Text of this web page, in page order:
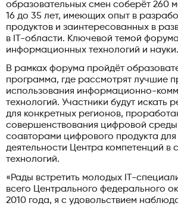
образовательных смен соберёт 260
16 до 35 лет, имеющих опыт в
продуктов и заинтересованных в
в IT-области. Ключевой темой
информационных технологий и науки.
В рамках форума пройдёт
программа, где рассмотрят лучшие
использования информационно-
технологий. Участники будут искать
для конкретных регионов,
совершенствования цифровой
соавторами цифрового продукта
деятельности Центра компетенций в
технологий.
«Рады встретить молодых IT-
всего Центрального федерального
2010 года, я с удовольствием